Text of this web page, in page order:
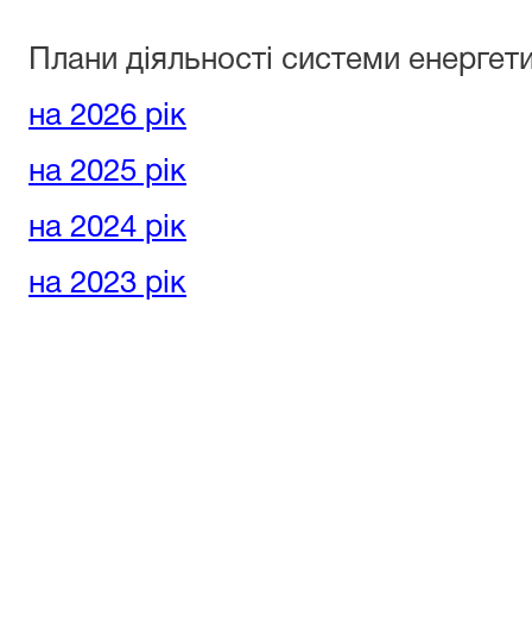
Плани діяльності системи
на 2026 рік
на 2025 рік
на 2024 рік
на 2023 рік